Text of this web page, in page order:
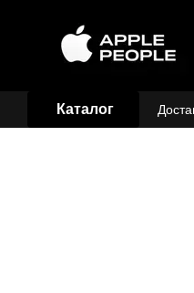
Каталог